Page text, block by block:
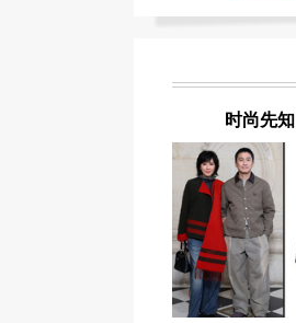
时尚先知